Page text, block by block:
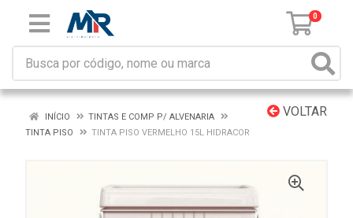
0
VOLTAR
INÍCIO
TINTAS E COMP P/ ALVENARIA
TINTA PISO
TINTA PISO VERMELHO 15L HIDRACOR